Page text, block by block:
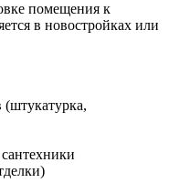
помещения к
в новостройках или